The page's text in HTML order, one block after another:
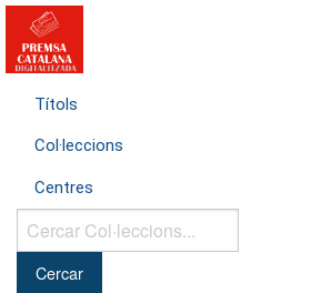
Títols
Col·leccions
Centres
Cercar
Col·leccions...